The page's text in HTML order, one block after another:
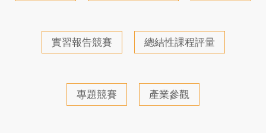
實習報告競賽 總結性課程評量
專題競賽 產業參觀